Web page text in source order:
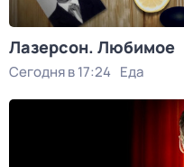
Лазерсон. Любимое
Сегодня в 17:24 Еда